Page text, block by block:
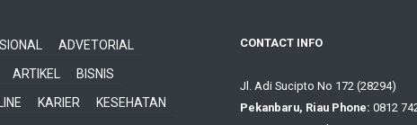
ADVETORIAL
ARTIKEL
BISNIS
KARIER
KESEHATAN
CONTACT INFO
Jl. Adi Sucipto No 172 (28294)
Pekanbaru, Riau Phone: 0812